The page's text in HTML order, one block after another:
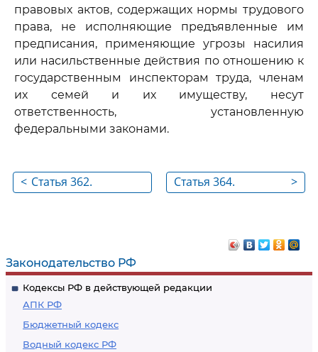
Законодательство РФ
Кодексы РФ в действующей редакции
АПК РФ
Бюджетный кодекс
Водный кодекс РФ
правовых актов, содержащих нормы трудового
права, не исполняющие предъявленные им
предписания, применяющие угрозы насилия
или насильственные действия по отношению к
государственным инспекторам труда, членам
их семей и их имуществу, несут
ответственность, установленную
федеральными законами.
< Статья 362.
законодательства и
иных нормативных
правовых актов,
содержащих нормы
трудового права
>
Статья 364.
инспекторов труда